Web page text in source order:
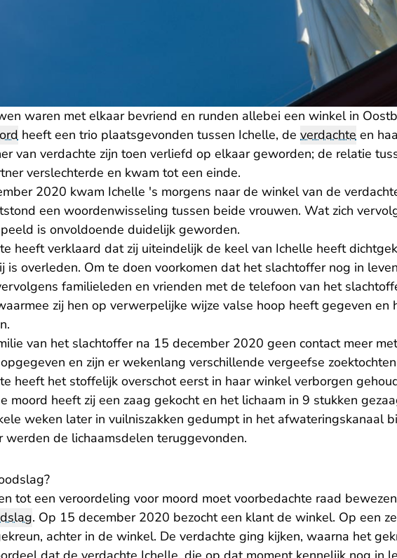
waren met elkaar bevriend en runden allebei een winkel in
heeft een trio plaatsgevonden tussen Ichelle, de verdachte en
van verdachte zijn toen verliefd op elkaar geworden; de relatie
verslechterde en kwam tot een einde.
2020 kwam Ichelle 's morgens naar de winkel van de
een woordenwisseling tussen beide vrouwen. Wat zich
is onvoldoende duidelijk geworden.
heeft verklaard dat zij uiteindelijk de keel van Ichelle heeft
is overleden. Om te doen voorkomen dat het slachtoffer nog in
familieleden en vrienden met de telefoon van het
zij hen op verwerpelijke wijze valse hoop heeft gegeven en
van het slachtoffer na 15 december 2020 geen contact meer
en zijn er wekenlang verschillende vergeefse
heeft het stoffelijk overschot eerst in haar winkel verborgen
moord heeft zij een zaag gekocht en het lichaam in 9 stukken
weken later in vuilniszakken gedumpt in het afwateringskanaal
werden de lichaamsdelen teruggevonden.
tot een veroordeling voor moord moet voorbedachte raad
. Op 15 december 2020 bezocht een klant de winkel. Op een
achter in de winkel. De verdachte ging kijken, waarna het